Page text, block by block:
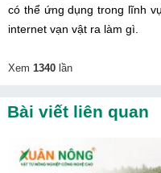
có thể ứng dụng trong lĩnh
internet vạn vật ra làm gì.
Xem 1340 lần
Bài viết liên quan